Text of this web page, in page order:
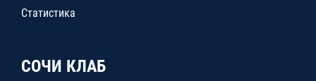
Статистика
СОЧИ КЛАБ